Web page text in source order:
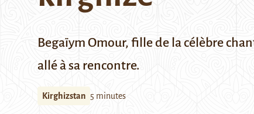
Begaïym Omour, fille de la célèbre
allé à sa rencontre.
Kirghizstan 5 minutes